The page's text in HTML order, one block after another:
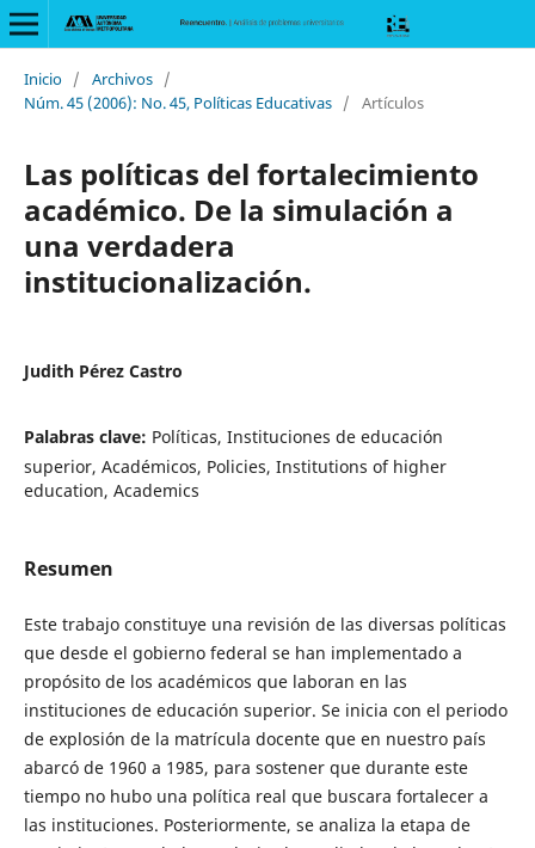
Inicio / Archivos /
Núm. 45 (2006): No. 45, Políticas Educativas / Artículos
Las políticas del fortalecimiento
académico. De la simulación a
una verdadera
institucionalización.
Judith Pérez Castro
Palabras clave: Políticas, Instituciones de educación
superior, Académicos, Policies, Institutions of higher
education, Academics
Resumen
Este trabajo constituye una revisión de las diversas políticas
que desde el gobierno federal se han implementado a
propósito de los académicos que laboran en las
instituciones de educación superior. Se inicia con el periodo
de explosión de la matrícula docente que en nuestro país
abarcó de 1960 a 1985, para sostener que durante este
tiempo no hubo una política real que buscara fortalecer a
las instituciones. Posteriormente, se analiza la etapa de